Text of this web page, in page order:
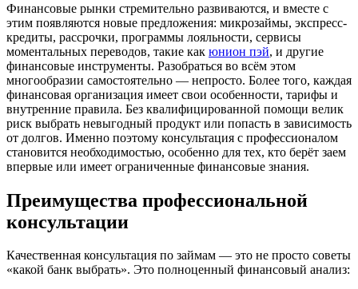
Финансовые рынки стремительно развиваются, и вместе с
этим появляются новые предложения: микрозаймы, экспресс-
кредиты, рассрочки, программы лояльности, сервисы
моментальных переводов, такие как юнион пэй, и другие
финансовые инструменты. Разобраться во всём этом
многообразии самостоятельно — непросто. Более того, каждая
финансовая организация имеет свои особенности, тарифы и
внутренние правила. Без квалифицированной помощи велик
риск выбрать невыгодный продукт или попасть в зависимость
от долгов. Именно поэтому консультация с профессионалом
становится необходимостью, особенно для тех, кто берёт заем
впервые или имеет ограниченные финансовые знания.
Преимущества профессиональной
консультации
Качественная консультация по займам — это не просто советы
«какой банк выбрать». Это полноценный финансовый анализ: